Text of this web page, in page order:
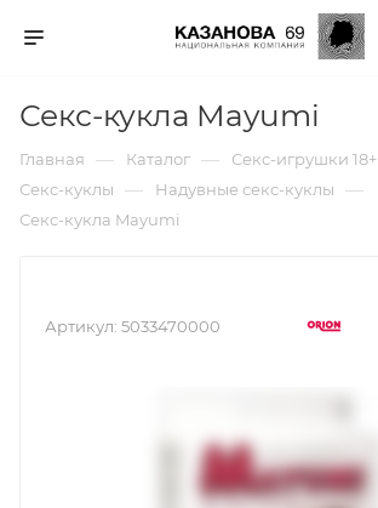
Секс-кукла Mayumi
Главная — Каталог — Секс-игрушки 18+
Секс-куклы — Надувные секс-куклы —
Секс-кукла Mayumi
Артикул: 5033470000